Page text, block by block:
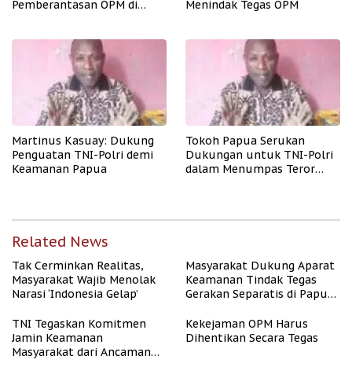
Pemberantasan OPM di
Menindak Tegas OPM
Martinus Kasuay: Dukung
Penguatan TNI-Polri demi
Keamanan Papua
Tokoh Papua Serukan
Dukungan untuk TNI-Polri
dalam Menumpas Teror
Related News
Tak Cerminkan Realitas,
Masyarakat Wajib Menolak
Narasi ‘Indonesia Gelap’
Masyarakat Dukung Aparat
Keamanan Tindak Tegas
Gerakan Separatis di Papua
TNI Tegaskan Komitmen
Jamin Keamanan
Masyarakat dari Ancaman
Kekejaman OPM Harus
Dihentikan Secara Tegas